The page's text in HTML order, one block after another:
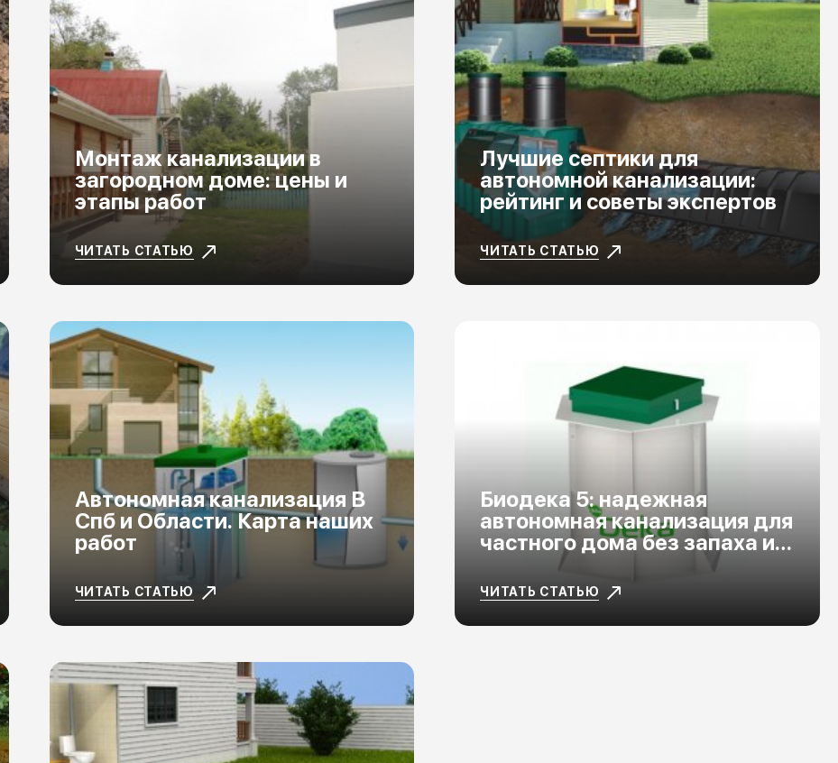
Монтаж канализации в
загородном доме: цены и
этапы работ
ЧИТАТЬ СТАТЬЮ
Лучшие септики для
автономной канализации:
рейтинг и советы экспертов
ЧИТАТЬ СТАТЬЮ
Автономная канализация В
Спб и Области. Карта наших
работ
ЧИТАТЬ СТАТЬЮ
Биодека 5: надежная
автономная канализация для
частного дома без запаха и
ЧИТАТЬ СТАТЬЮ